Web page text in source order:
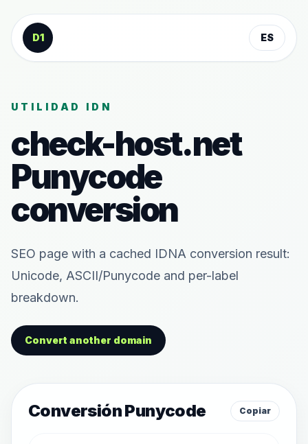
Saltar al contenido
D1
ES
UTILIDAD IDN
check-host.net
Punycode
conversion
SEO page with a cached IDNA conversion result:
Unicode, ASCII/Punycode and per-label
breakdown.
Convert another domain
Conversión Punycode Copiar